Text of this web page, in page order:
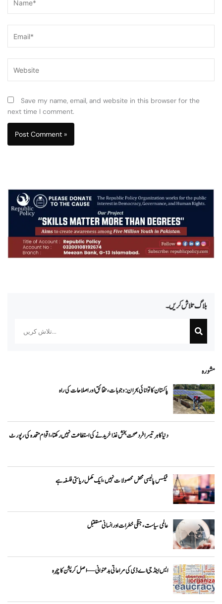
بلاگ تلاش کریں۔
مشورہ
پاکستان کا توانائی بحران: وجوہات، حقائق اور اصلاحات کی راہ
دنیا کا ہر تیسرا فرد صحت بخش غذا خریدنے کی استطاعت نہیں رکھتا، اقوام متحدہ کی رپورٹ
ٹیکس پالیسی محض محصولات نہیں، ایک مکمل ریاستی فلسفہ ہے
عالمی سیاست، جنگی خطرات اور انسانی مستقبل
ایس اینڈ جی اے ڈی کی مراعاتی بدعنوانی — اصل کرپشن کا چہرہ
Save my name, email, and website in this browser for the
next time I comment.